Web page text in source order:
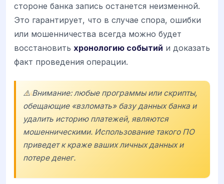
стороне банка запись останется неизменной.
Это гарантирует, что в случае спора, ошибки
или мошенничества всегда можно будет
восстановить хронологию событий и доказать
факт проведения операции.
⚠️ Внимание: любые программы или скрипты,
обещающие «взломать» базу данных банка и
удалить историю платежей, являются
мошенническими. Использование такого ПО
приведет к краже ваших личных данных и
потере денег.